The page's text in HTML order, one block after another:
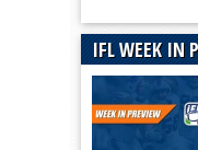
IFL WEEK IN